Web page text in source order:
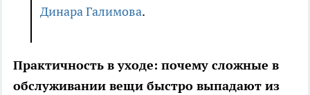
Динара Галимова.
Практичность в уходе: почему сложные в
обслуживании вещи быстро выпадают из